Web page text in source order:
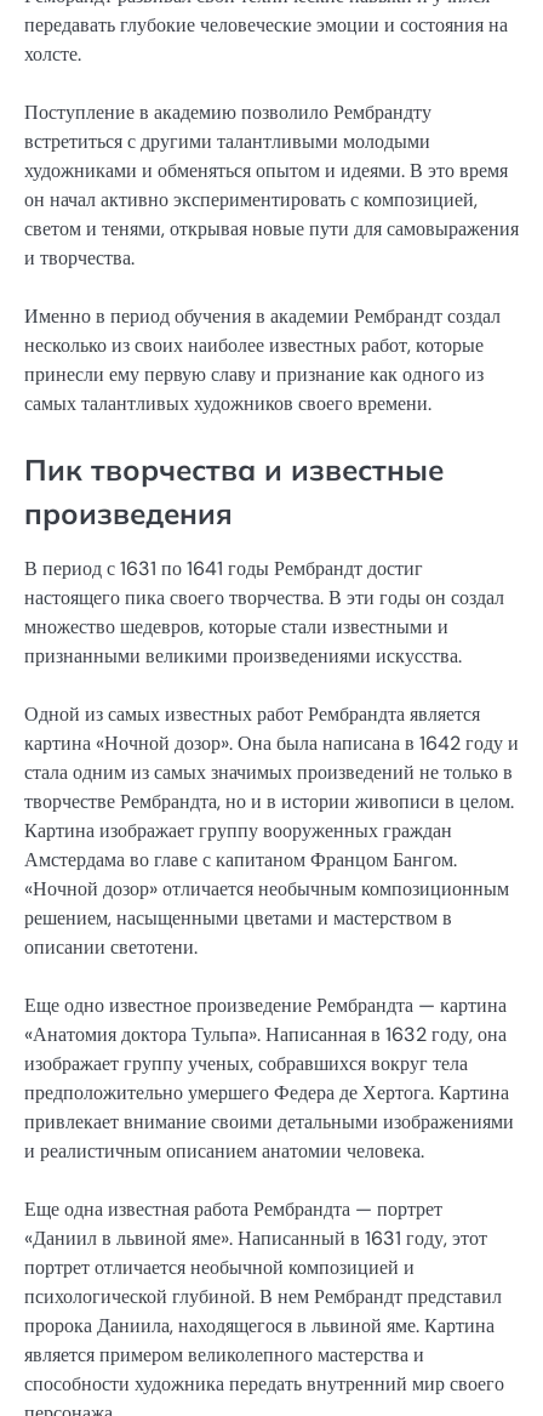
передавать глубокие человеческие эмоции и состояния на
холсте.
Поступление в академию позволило Рембрандту
встретиться с другими талантливыми молодыми
художниками и обменяться опытом и идеями. В это время
он начал активно экспериментировать с композицией,
светом и тенями, открывая новые пути для самовыражения
и творчества.
Именно в период обучения в академии Рембрандт создал
несколько из своих наиболее известных работ, которые
принесли ему первую славу и признание как одного из
самых талантливых художников своего времени.
Пик творчества и известные
произведения
В период с 1631 по 1641 годы Рембрандт достиг
настоящего пика своего творчества. В эти годы он создал
множество шедевров, которые стали известными и
признанными великими произведениями искусства.
Одной из самых известных работ Рембрандта является
картина «Ночной дозор». Она была написана в 1642 году и
стала одним из самых значимых произведений не только в
творчестве Рембрандта, но и в истории живописи в целом.
Картина изображает группу вооруженных граждан
Амстердама во главе с капитаном Францом Бангом.
«Ночной дозор» отличается необычным композиционным
решением, насыщенными цветами и мастерством в
описании светотени.
Еще одно известное произведение Рембрандта — картина
«Анатомия доктора Тульпа». Написанная в 1632 году, она
изображает группу ученых, собравшихся вокруг тела
предположительно умершего Федера де Хертога. Картина
привлекает внимание своими детальными изображениями
и реалистичным описанием анатомии человека.
Еще одна известная работа Рембрандта — портрет
«Даниил в львиной яме». Написанный в 1631 году, этот
портрет отличается необычной композицией и
психологической глубиной. В нем Рембрандт представил
пророка Даниила, находящегося в львиной яме. Картина
является примером великолепного мастерства и
способности художника передать внутренний мир своего